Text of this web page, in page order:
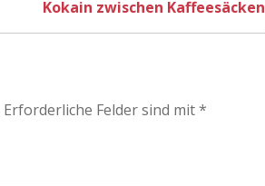
Kokain zwischen Kaffeesäcken
Erforderliche Felder sind mit*